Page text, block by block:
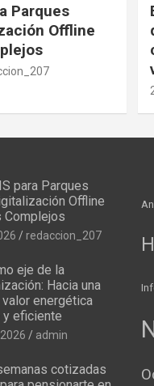
Parques
Offline
para Parques
Offline
Complejos
redaccion_207
eje de la
Hacia una
energética
eficiente
admin
cotizadas